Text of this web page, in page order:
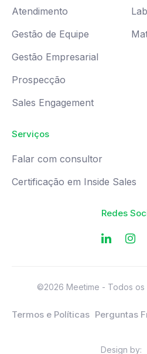
Atendimento
Gestão de Equipe
Gestão Empresarial
Prospecção
Sales Engagement
Serviços
Falar com consultor
Certificação em Inside Sales
Redes
©2026 Meetime - Todos os
Termos e Políticas Perguntas
Design by: